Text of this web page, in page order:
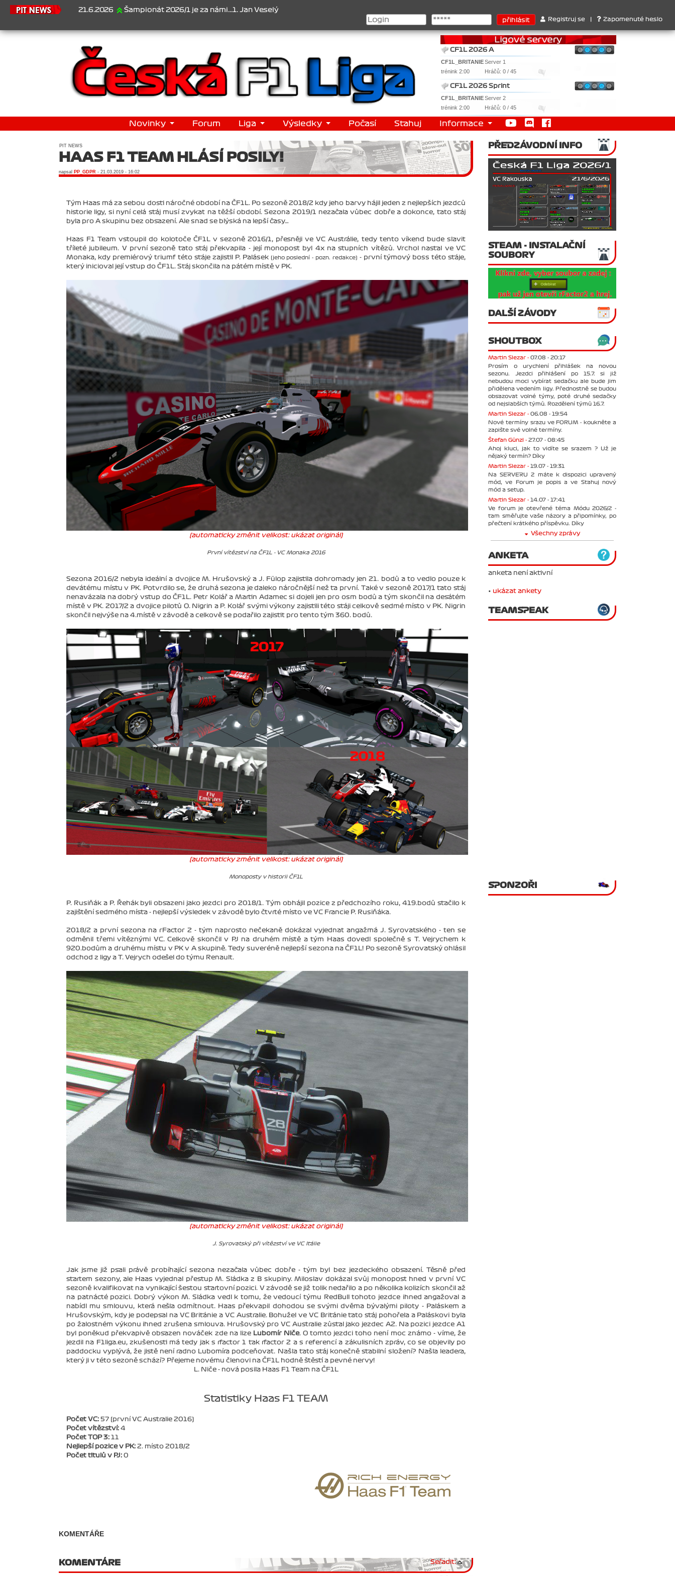
21.6.2026 Šampionát 2026/1 je za námi...1. Jan Veselý , 2. Jan Nováček , 3. Jakub Chmelík , Pohár konstruktérů : 1. Ferrari . 2. Williams , 3. RedBull ..... SprintCup - 1. Jan Nováček , 2.
Registruj se Zapomenuté heslo
CF1L 2026 A
CF1L_BRITANIEServer 1
trénink 2:00
Hráčů: 0 / 45
CF1L 2026 Sprint
CF1L_BRITANIEServer 2
trénink 2:00
Hráčů: 0 / 45
Novinky Forum Liga Výsledky Počasí Stahuj Informace
PIT NEWS
HAAS F1 TEAM HLÁSÍ POSILY!
napsal PP_GDPR - 21.03.2019 - 16:02
Tým Haas má za sebou dosti náročné období na ČF1L. Po sezoně 2018/2 kdy jeho barvy hájil jeden z nejlepších jezdců
historie ligy, si nyní celá stáj musí zvykat na těžší období. Sezona 2019/1 nezačala vůbec dobře a dokonce, tato stáj
byla pro A skupinu bez obsazení. Ale snad se blýská na lepší časy…
Haas F1 Team vstoupil do kolotoče ČF1L v sezoně 2016/1, přesněji ve VC Austrálie, tedy tento víkend bude slavit
tříleté jubileum. V první sezoně tato stáj překvapila - její monopost byl 4x na stupních vítězů. Vrchol nastal ve VC
Monaka, kdy premiérový triumf této stáje zajistil P. Palásek (jeho poslední - pozn. redakce) - první týmový boss této stáje,
který inicioval její vstup do ČF1L. Stáj skončila na pátém místě v PK.
(automaticky změnit velikost: ukázat originál)
První vítězství na ČF1L - VC Monaka 2016
Sezona 2016/2 nebyla ideální a dvojice M. Hrušovský a J. Fülop zajistila dohromady jen 21. bodů a to vedlo pouze k
devátému místu v PK. Potvrdilo se, že druhá sezona je daleko náročnější než ta první. Také v sezoně 2017/1 tato stáj
nenavázala na dobrý vstup do ČF1L. Petr Kolář a Martin Adamec si dojeli jen pro osm bodů a tým skončil na desátém
místě v PK. 2017/2 a dvojice pilotů O. Nigrin a P. Kolář svými výkony zajistili této stáji celkově sedmé místo v PK. Nigrin
skončil nejvýše na 4.místě v závodě a celkově se podařilo zajistit pro tento tým 360. bodů.
(automaticky změnit velikost: ukázat originál)
Monoposty v historii ČF1L
P. Rusiňák a P. Řehák byli obsazeni jako jezdci pro 2018/1. Tým obhájil pozice z předchozího roku, 419.bodů stačilo k
zajištění sedmého místa - nejlepší výsledek v závodě bylo čtvrté místo ve VC Francie P. Rusiňáka.
2018/2 a první sezona na rFactor 2 - tým naprosto nečekaně dokázal vyjednat angažmá J. Syrovatského - ten se
odměnil třemi vítěznými VC. Celkově skončil v PJ na druhém místě a tým Haas dovedl společně s T. Vejrychem k
920.bodům a druhému místu v PK v A skupině. Tedy suveréně nejlepší sezona na ČF1L! Po sezoně Syrovatský ohlásil
odchod z ligy a T. Vejrych odešel do týmu Renault.
(automaticky změnit velikost: ukázat originál)
J. Syrovatský při vítězství ve VC Itálie
Jak jsme již psali právě probíhající sezona nezačala vůbec dobře - tým byl bez jezdeckého obsazení. Těsně před
startem sezony, ale Haas vyjednal přestup M. Sládka z B skupiny. Miloslav dokázal svůj monopost hned v první VC
sezoně kvalifikovat na vynikající šestou startovní pozici. V závodě se již tolik nedařilo a po několika kolizích skončil až
na patnácté pozici. Dobrý výkon M. Sládka vedl k tomu, že vedoucí týmu RedBull tohoto jezdce ihned angažoval a
nabídl mu smlouvu, která nešla odmítnout. Haas překvapil dohodou se svými dvěma bývalými piloty - Paláskem a
Hrušovským, kdy je podepsal na VC Británie a VC Australie. Bohužel ve VC Británie tato stáj pohořela a Paláskovi byla
po žalostném výkonu ihned zrušena smlouva. Hrušovský pro VC Australie zůstal jako jezdec A2. Na pozici jezdce A1
byl poněkud překvapivě obsazen nováček zde na lizeLubomír Niče. O tomto jezdci toho není moc známo - víme, že
jezdil na F1liga.eu, zkušenosti má tedy jak s rfactor 1 tak rfactor 2 a s referencí a zákulisních zpráv, co se objevily po
paddocku vyplývá, že jistě není radno Lubomíra podceňovat. Našla tato stáj konečně stabilní složení? Našla leadera,
který ji v této sezoně schází? Přejeme novému členovi na ČF1L hodně štěstí a pevné nervy!
L. Niče - nová posila Haas F1 Team na ČF1L
Statistiky Haas F1 TEAM
Počet VC: 57 (první VC Australie 2016)
Počet vítězství: 4
Počet TOP 3: 11
Nejlepší pozice v PK: 2. místo 2018/2
Počet titulů v PJ: 0
KOMENTÁŘE
KOMENTÁRE Seřadit:
PŘEDZÁVODNÍ INFO
STEAM - INSTALAČNÍ
SOUBORY
DALŠÍ ZÁVODY
SHOUTBOX
Martin Slezar - 07.08 - 20:17
Prosím o urychlení přihlášek na novou
sezonu. Jezdci přihlášení po 15.7. si již
nebudou moci vybírat sedačku ale bude jim
přidělena vedením ligy. Přednostně se budou
obsazovat volné týmy, poté druhé sedačky
od nejslabších týmů. Rozdělení týmů 16.7.
Martin Slezar - 06.08 - 19:54
Nové termíny srazu ve FORUM - koukněte a
zapište své volné termíny.
Štefan Günzl - 27.07 - 08:45
Ahoj kluci, jak to vidíte se srazem ? Už je
nějaký termín? Díky
Martin Slezar - 19.07 - 19:31
Na SERVERU 2 máte k dispozici upravený
mód, ve Forum je popis a ve Stahuj nový
mód a setup.
Martin Slezar - 14.07 - 17:41
Ve forum je otevřené téma Módu 2026/2 -
tam směřujte vaše názory a připomínky, po
přečtení krátkého příspěvku. Díky
Všechny zprávy
ANKETA
anketa není aktivní
• ukázat ankety
TEAMSPEAK
SPONZOŘI